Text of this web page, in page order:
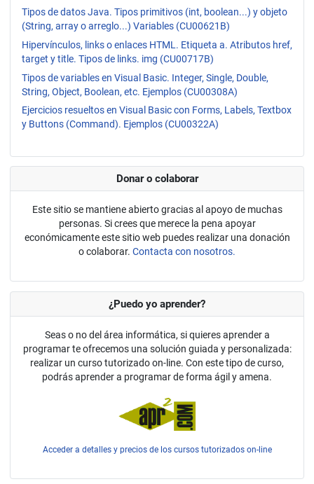
Tipos de datos Java. Tipos primitivos (int, boolean...) y objeto
(String, array o arreglo...) Variables (CU00621B)
Hipervínculos, links o enlaces HTML. Etiqueta a. Atributos href,
target y title. Tipos de links. img (CU00717B)
Tipos de variables en Visual Basic. Integer, Single, Double,
String, Object, Boolean, etc. Ejemplos (CU00308A)
Ejercicios resueltos en Visual Basic con Forms, Labels, Textbox
y Buttons (Command). Ejemplos (CU00322A)
Donar o colaborar
Este sitio se mantiene abierto gracias al apoyo de muchas
personas. Si crees que merece la pena apoyar
económicamente este sitio web puedes realizar una donación
o colaborar. Contacta con nosotros.
¿Puedo yo aprender?
Seas o no del área informática, si quieres aprender a
programar te ofrecemos una solución guiada y personalizada:
realizar un curso tutorizado on-line. Con este tipo de curso,
podrás aprender a programar de forma ágil y amena.
Acceder a detalles y precios de los cursos tutorizados on-line